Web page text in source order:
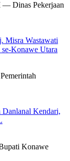
Dinas Pekerjaan
Misra Wastawati
Konawe Utara
Kendari,
Konawe